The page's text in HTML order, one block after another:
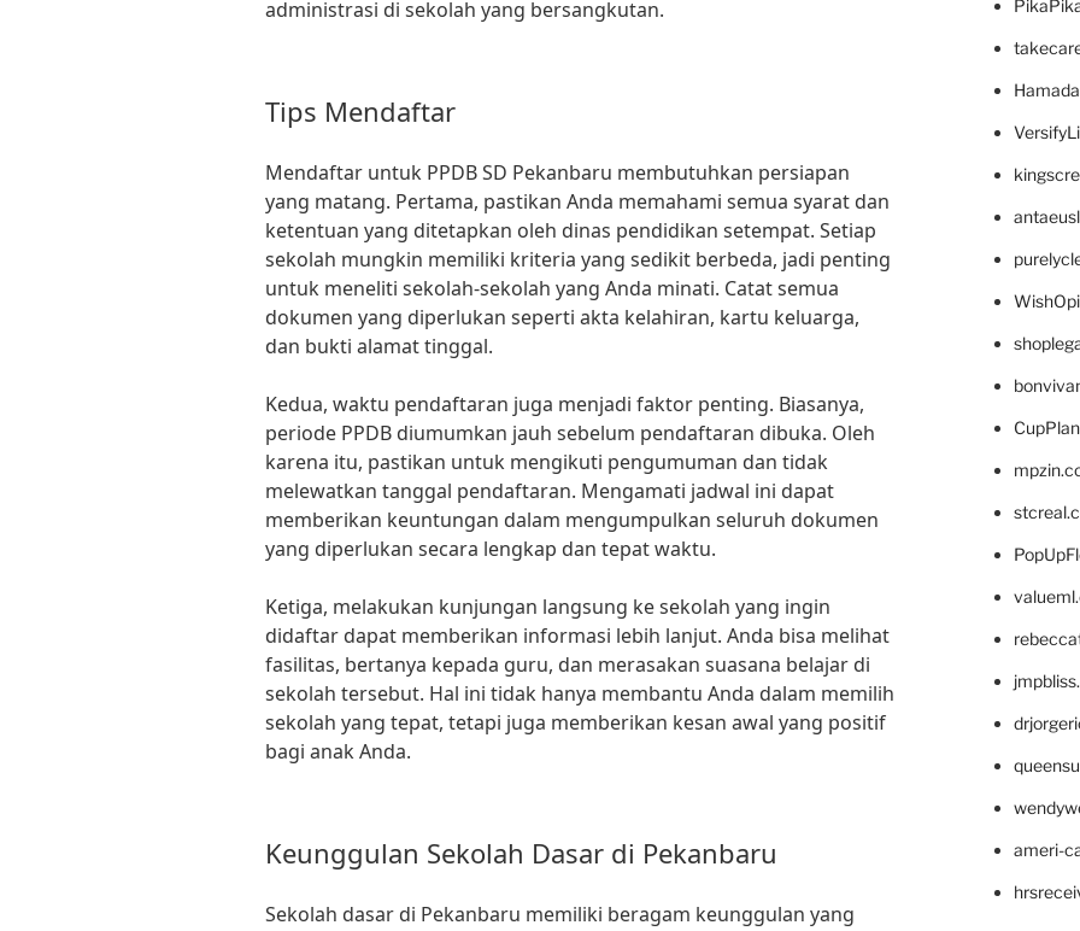
administrasi di sekolah yang bersangkutan.
Tips Mendaftar
Mendaftar untuk PPDB SD Pekanbaru membutuhkan persiapan
yang matang. Pertama, pastikan Anda memahami semua syarat dan
ketentuan yang ditetapkan oleh dinas pendidikan setempat. Setiap
sekolah mungkin memiliki kriteria yang sedikit berbeda, jadi penting
untuk meneliti sekolah-sekolah yang Anda minati. Catat semua
dokumen yang diperlukan seperti akta kelahiran, kartu keluarga,
dan bukti alamat tinggal.
Kedua, waktu pendaftaran juga menjadi faktor penting. Biasanya,
periode PPDB diumumkan jauh sebelum pendaftaran dibuka. Oleh
karena itu, pastikan untuk mengikuti pengumuman dan tidak
melewatkan tanggal pendaftaran. Mengamati jadwal ini dapat
memberikan keuntungan dalam mengumpulkan seluruh dokumen
yang diperlukan secara lengkap dan tepat waktu.
Ketiga, melakukan kunjungan langsung ke sekolah yang ingin
didaftar dapat memberikan informasi lebih lanjut. Anda bisa melihat
fasilitas, bertanya kepada guru, dan merasakan suasana belajar di
sekolah tersebut. Hal ini tidak hanya membantu Anda dalam memilih
sekolah yang tepat, tetapi juga memberikan kesan awal yang positif
bagi anak Anda.
Keunggulan Sekolah Dasar di Pekanbaru
Sekolah dasar di Pekanbaru memiliki beragam keunggulan yang
ameri-